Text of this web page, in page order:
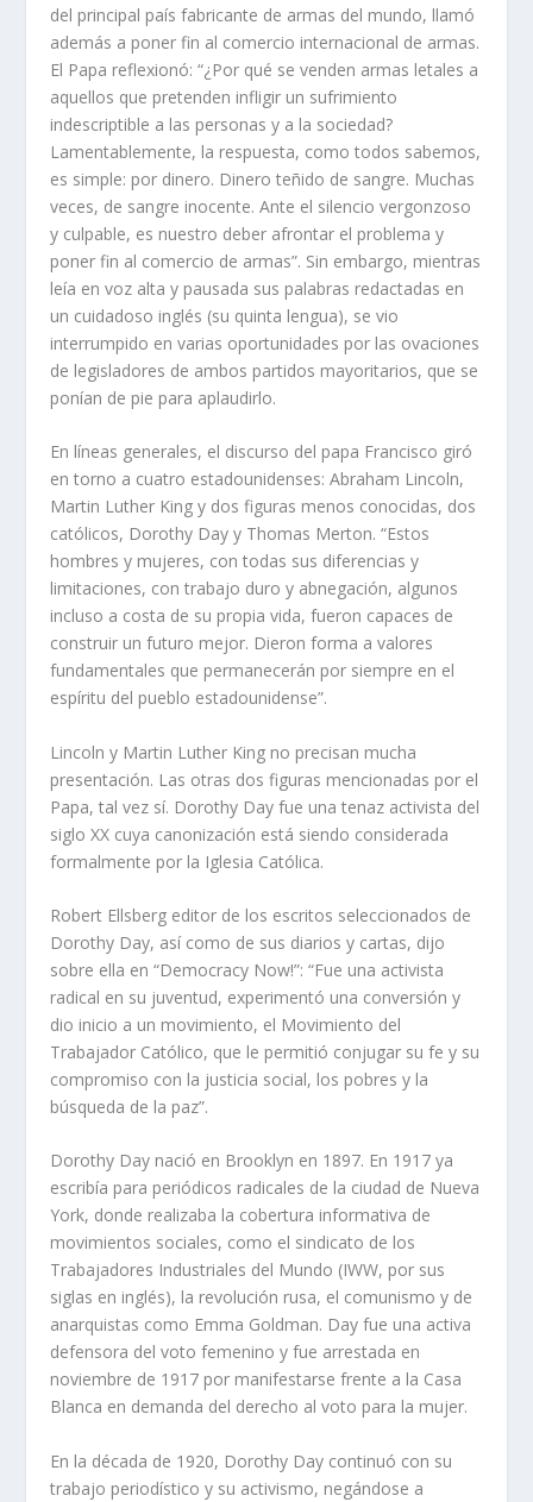
del principal país fabricante de armas del mundo, llamó
además a poner fin al comercio internacional de armas.
El Papa reflexionó: “¿Por qué se venden armas letales a
aquellos que pretenden infligir un sufrimiento
indescriptible a las personas y a la sociedad?
Lamentablemente, la respuesta, como todos sabemos,
es simple: por dinero. Dinero teñido de sangre. Muchas
veces, de sangre inocente. Ante el silencio vergonzoso
y culpable, es nuestro deber afrontar el problema y
poner fin al comercio de armas”. Sin embargo, mientras
leía en voz alta y pausada sus palabras redactadas en
un cuidadoso inglés (su quinta lengua), se vio
interrumpido en varias oportunidades por las ovaciones
de legisladores de ambos partidos mayoritarios, que se
ponían de pie para aplaudirlo.
En líneas generales, el discurso del papa Francisco giró
en torno a cuatro estadounidenses: Abraham Lincoln,
Martin Luther King y dos figuras menos conocidas, dos
católicos, Dorothy Day y Thomas Merton. “Estos
hombres y mujeres, con todas sus diferencias y
limitaciones, con trabajo duro y abnegación, algunos
incluso a costa de su propia vida, fueron capaces de
construir un futuro mejor. Dieron forma a valores
fundamentales que permanecerán por siempre en el
espíritu del pueblo estadounidense”.
Lincoln y Martin Luther King no precisan mucha
presentación. Las otras dos figuras mencionadas por el
Papa, tal vez sí. Dorothy Day fue una tenaz activista del
siglo XX cuya canonización está siendo considerada
formalmente por la Iglesia Católica.
Robert Ellsberg editor de los escritos seleccionados de
Dorothy Day, así como de sus diarios y cartas, dijo
sobre ella en “Democracy Now!”: “Fue una activista
radical en su juventud, experimentó una conversión y
dio inicio a un movimiento, el Movimiento del
Trabajador Católico, que le permitió conjugar su fe y su
compromiso con la justicia social, los pobres y la
búsqueda de la paz”.
Dorothy Day nació en Brooklyn en 1897. En 1917 ya
escribía para periódicos radicales de la ciudad de Nueva
York, donde realizaba la cobertura informativa de
movimientos sociales, como el sindicato de los
Trabajadores Industriales del Mundo (IWW, por sus
siglas en inglés), la revolución rusa, el comunismo y de
anarquistas como Emma Goldman. Day fue una activa
defensora del voto femenino y fue arrestada en
noviembre de 1917 por manifestarse frente a la Casa
Blanca en demanda del derecho al voto para la mujer.
En la década de 1920, Dorothy Day continuó con su
trabajo periodístico y su activismo, negándose a